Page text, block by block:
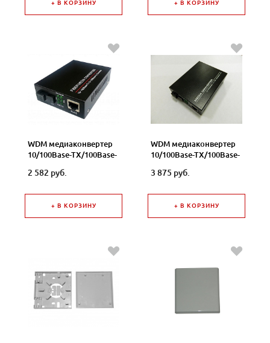
+ В КОРЗИНУ
1310/1550DIP
+ В КОРЗИНУ
WDM медиаконвертер
10/100Base-TX/100Base-
SM, SC, 1550nm, 20км
2 582 руб.
+ В КОРЗИНУ
WDM медиаконвертер
10/100Base-TX/100Base-
SM, SC, 1550nm, 20км,"K"
3 875 руб.
+ В КОРЗИНУ